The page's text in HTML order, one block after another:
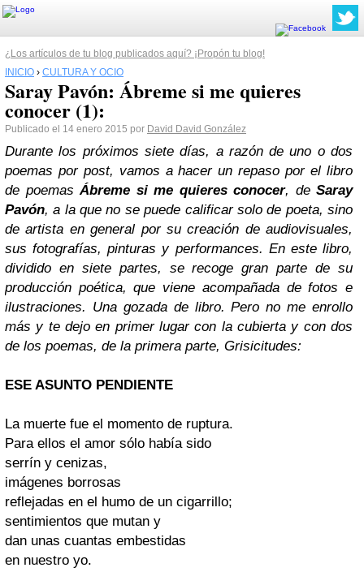
¿Los artículos de tu blog publicados aquí? ¡Propón tu blog!
INICIO › CULTURA Y OCIO
Saray Pavón: Ábreme si me quieres
conocer (1):
Publicado el 14 enero 2015 por David David González
Durante los próximos siete días, a razón de uno o dos
poemas por post, vamos a hacer un repaso por el libro
de poemasÁbreme si me quieres conocer, de Saray
Pavón, a la que no se puede calificar solo de poeta, sino
de artista en general por su creación de audiovisuales,
sus fotografías, pinturas y performances. En este libro,
dividido en siete partes, se recoge gran parte de su
producción poética, que viene acompañada de fotos e
ilustraciones. Una gozada de libro. Pero no me enrollo
más y te dejo en primer lugar con la cubierta y con dos
de los poemas, de la primera parte, Grisicitudes:
ESE ASUNTO PENDIENTE
La muerte fue el momento de ruptura.
Para ellos el amor sólo había sido
serrín y cenizas,
imágenes borrosas
reflejadas en el humo de un cigarrillo;
sentimientos que mutan y
dan unas cuantas embestidas
en nuestro yo.